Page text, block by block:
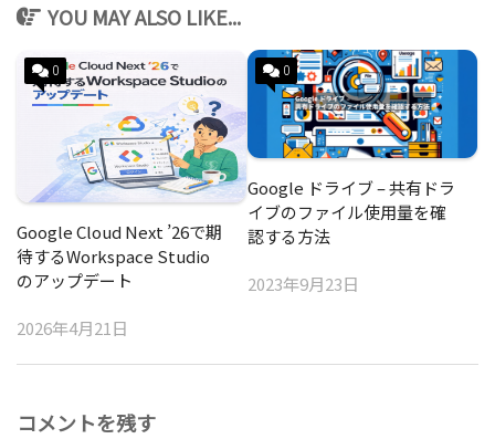
YOU MAY ALSO LIKE...
0
Google Cloud Next ’26で期
待するWorkspace Studio
のアップデート
2026年4月21日
0
Google ドライブ – 共有ドラ
イブのファイル使用量を確
認する方法
2023年9月23日
コメントを残す